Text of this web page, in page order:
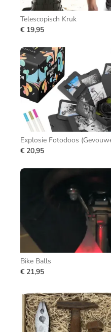
Telescopisch Kruk
€ 19,95
Explosie Fotodoos
€ 20,95
Bike Balls
€ 21,95